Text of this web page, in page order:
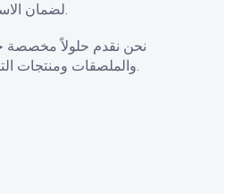
لضمان الاستدامة والامتثال.
نحن نقدم حلولاً مخصصة
والملصقات ومنتجات التصدير المتطورة.